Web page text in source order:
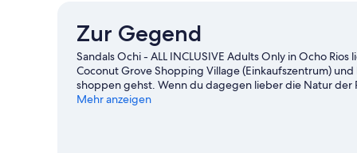
Zur Gegend
Sandals Ochi - ALL INCLUSIVE Adults Only in Ocho
Coconut Grove Shopping Village (Einkaufszentrum)
shoppen gehst. Wenn du dagegen lieber die Natur
Falls und Mahogany Beach. Ebenfalls einen Besuch
Mehr anzeigen